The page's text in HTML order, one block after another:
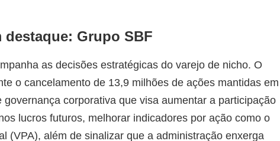
Grupo SBF
as decisões estratégicas do varejo de nicho. O
o cancelamento de 13,9 milhões de ações mantidas em
corporativa que visa aumentar a participação
lucros futuros, melhorar indicadores por ação como o
(VPA), além de sinalizar que a administração enxerga